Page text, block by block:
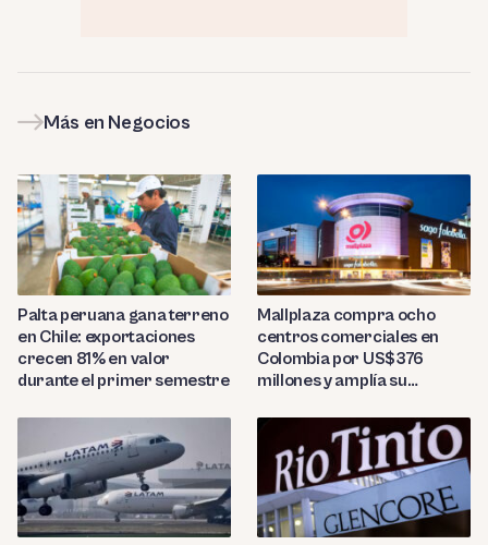
Más en Negocios
Palta peruana gana terreno
en Chile: exportaciones
crecen 81% en valor
durante el primer semestre
Mallplaza compra ocho
centros comerciales en
Colombia por US$376
millones y amplía su